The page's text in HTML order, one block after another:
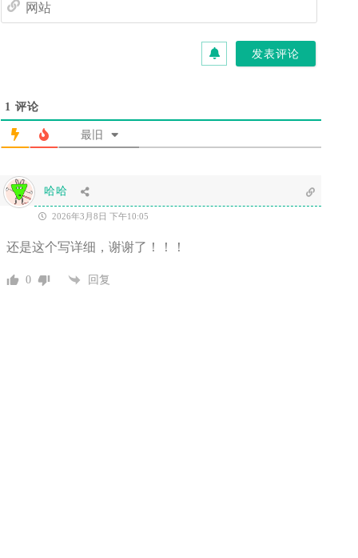
1 评论
最旧
哈哈
2026年3月8日 下午10:05
还是这个写详细，谢谢了！！！
0 回复